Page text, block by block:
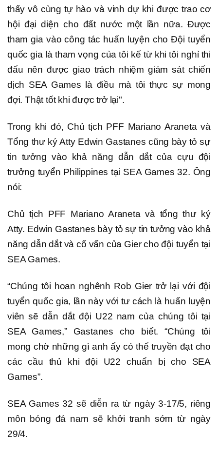
thấy vô cùng tự hào và vinh dự khi được trao cơ
hội đại diện cho đất nước một lần nữa. Được
tham gia vào công tác huấn luyện cho Đội tuyển
quốc gia là tham vọng của tôi kể từ khi tôi nghỉ thi
đấu nên được giao trách nhiệm giám sát chiến
dịch SEA Games là điều mà tôi thực sự mong
đợi. Thật tốt khi được trở lại".
Trong khi đó, Chủ tịch PFF Mariano Araneta và
Tổng thư ký Atty Edwin Gastanes cũng bày tỏ sự
tin tưởng vào khả năng dẫn dắt của cựu đội
trưởng tuyển Philippines tại SEA Games 32. Ông
nói:
Chủ tịch PFF Mariano Araneta và tổng thư ký
Atty. Edwin Gastanes bày tỏ sự tin tưởng vào khả
năng dẫn dắt và cố vấn của Gier cho đội tuyển tại
SEA Games.
“Chúng tôi hoan nghênh Rob Gier trở lại với đội
tuyển quốc gia, lần này với tư cách là huấn luyện
viên sẽ dẫn dắt đội U22 nam của chúng tôi tại
SEA Games,” Gastanes cho biết. “Chúng tôi
mong chờ những gì anh ấy có thể truyền đạt cho
các cầu thủ khi đội U22 chuẩn bị cho SEA
Games”.
SEA Games 32 sẽ diễn ra từ ngày 3-17/5, riêng
môn bóng đá nam sẽ khởi tranh sớm từ ngày
29/4.